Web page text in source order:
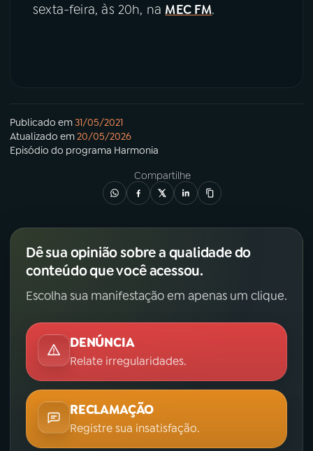
sexta-feira, às 20h, na MEC FM.
Publicado em31/05/2021
Atualizado em20/05/2026
Episódio do programa Harmonia
Compartilhe
Dê sua opinião sobre a qualidade do
conteúdo que você acessou.
Escolha sua manifestação em apenas um clique.
DENÚNCIA
Relate irregularidades.
RECLAMAÇÃO
Registre sua insatisfação.